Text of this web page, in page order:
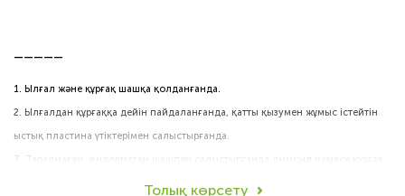
1. Ылғал және құрғақ шашқа қолданғанда.
2. Ылғалдан құрғаққа дейін пайдаланғанда, қатты қызумен жұмыс істейтін
ыстық пластина үтіктерімен салыстырғанда.
3. Таралмаған, өңделмеген шашпен салыстырғанда дымқыл немесе құрғақ
Толық көрсету